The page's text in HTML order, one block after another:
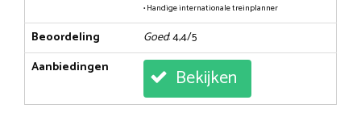
• Handige internationale treinplanner
Beoordeling Goed: 4,4/5
Aanbiedingen
Bekijken